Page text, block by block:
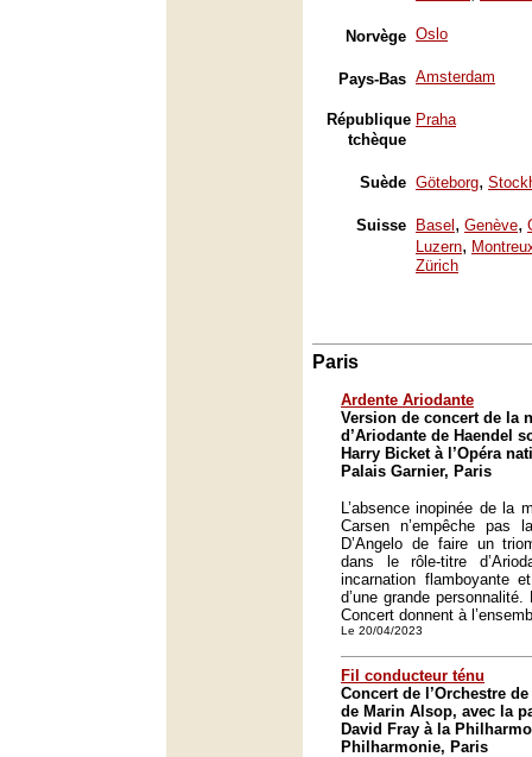
Norvège Oslo
Pays-Bas Amsterdam
République
tchèque
Praha
Suède Göteborg,
Suisse Basel , Genève,
Luzern,
Zürich
Paris
Ardente Ariodante
Version de concert de la
d’Ariodante de Haendel
Harry Bicket à l’Opéra
Palais Garnier, Paris
L’absence inopinée de la
Carsen n’empêche pas
D’Angelo de faire un
dans le rôle-titre
incarnation flamboyante
d’une grande
Concert donnent à
Le 20/04/2023
Fil conducteur ténu
Concert de l’Orchestre
de Marin Alsop, avec la
David Fray à la
Philharmonie, Paris